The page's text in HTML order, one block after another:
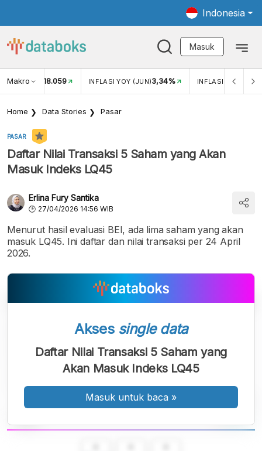
Indonesia
Masuk
Makro
USD/IDR 18.059 INFLASI YOY (JUN)3,34% INFLASI MOM
Home Data Stories Pasar
PASAR
Daftar Nilai Transaksi 5 Saham yang Akan
Masuk Indeks LQ45
Erlina Fury Santika
27/04/2026 14:56 WIB
Menurut hasil evaluasi BEI, ada lima saham yang akan
masuk LQ45. Ini daftar dan nilai transaksi per 24 April
2026.
Akses single data
Daftar Nilai Transaksi 5 Saham yang
Akan Masuk Indeks LQ45
Masuk untuk baca »